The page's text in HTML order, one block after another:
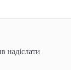
надіслати